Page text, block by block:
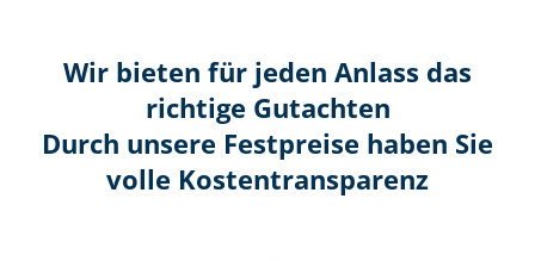
Wir bieten für jeden Anlass das
richtige Gutachten
Durch unsere Festpreise haben Sie
volle Kosten­transparenz